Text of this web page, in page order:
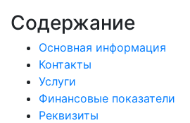
Содержание
Основная информация
Контакты
Услуги
Финансовые показатели
Реквизиты